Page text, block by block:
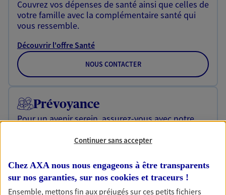
Couvrez vos dépenses de santé ainsi que celles de
votre famille avec la complémentaire santé qui
vous ressemble.
Découvrir l'offre Santé
NOUS CONTACTER
Prévoyance
Pour un avenir serein, assurez-vous avec notre
d'accident ou de maladie en optant pour les
invalidité ou de décès.
Découvrir l'offre Prévoyance
Continuer sans accepter
Chez AXA nous nous engageons à être transparents
sur nos garanties, sur nos cookies et traceurs !
Ensemble, mettons fin aux préjugés sur ces petits fichiers